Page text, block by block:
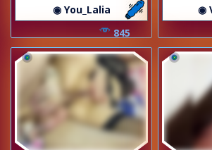
◉ You_Lalia
845
◉